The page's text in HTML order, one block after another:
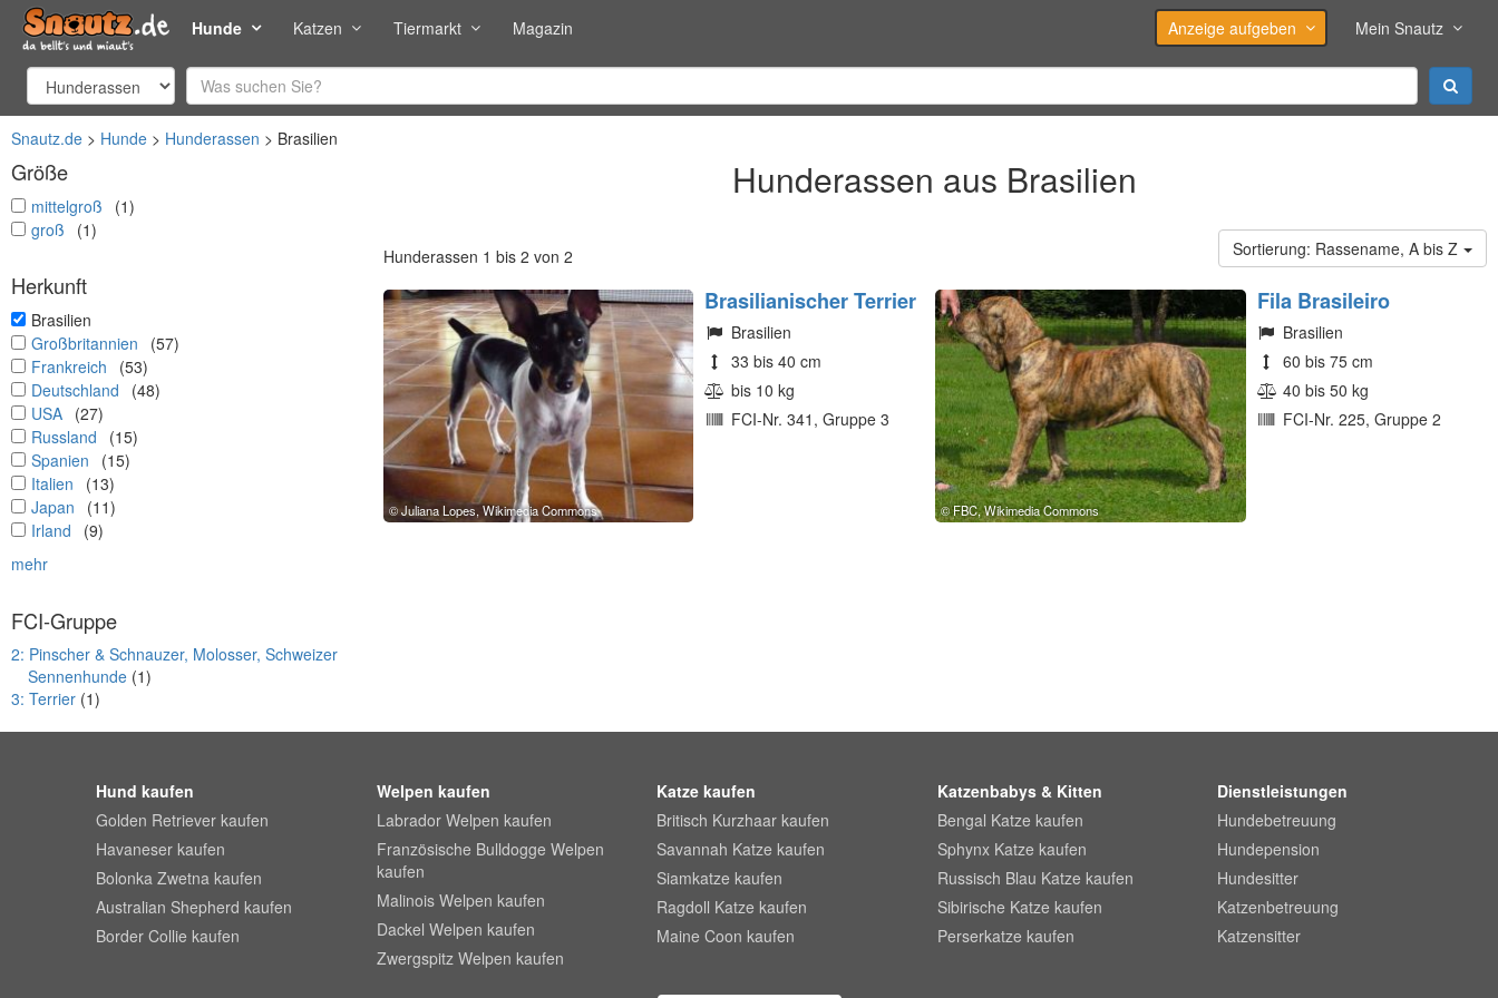
Hunde Katzen Tiermarkt Magazin Anzeige aufgeben Mein Snautz
Snautz.de Hunde Hunderassen Brasilien
Größe
undefined
mittelgroß
(1)
undefined
groß (1)
Herkunft
undefined
Brasilien
undefined
Großbritannien
(57)
undefined
Frankreich
(53)
undefined
Deutschland
(48)
undefined
USA (27)
undefined
Russland
(15)
undefined
Spanien
(15)
undefined
Italien
(13)
undefined
Japan
(11)
undefined
Irland
(9)
mehr
FCI-Gruppe
2: Pinscher & Schnauzer, Molosser, Schweizer
Sennenhunde (1)
3: Terrier (1)
Hunderassen aus Brasilien
Rassename, A bis Z
Hunderassen 1 bis 2 von 2
Juliana Lopes, Wikimedia Commons
Brasilianischer Terrier
Brasilien
33 bis 40 cm
bis 10 kg
FCI-Nr. 341, Gruppe 3
FBC, Wikimedia Commons
Fila Brasileiro
Brasilien
60 bis 75 cm
40 bis 50 kg
FCI-Nr. 225, Gruppe 2
Hund kaufen
Golden Retriever kaufen
Havaneser kaufen
Bolonka Zwetna kaufen
Australian Shepherd kaufen
Border Collie kaufen
Welpen kaufen
Labrador Welpen kaufen
Französische Bulldogge Welpen
kaufen
Malinois Welpen kaufen
Dackel Welpen kaufen
Zwergspitz Welpen kaufen
Katze kaufen
Britisch Kurzhaar kaufen
Savannah Katze kaufen
Siamkatze kaufen
Ragdoll Katze kaufen
Maine Coon kaufen
Katzenbabys & Kitten
Bengal Katze kaufen
Sphynx Katze kaufen
Russisch Blau Katze kaufen
Sibirische Katze kaufen
Perserkatze kaufen
Dienstleistungen
Hundebetreuung
Hundepension
Hundesitter
Katzenbetreuung
Katzensitter